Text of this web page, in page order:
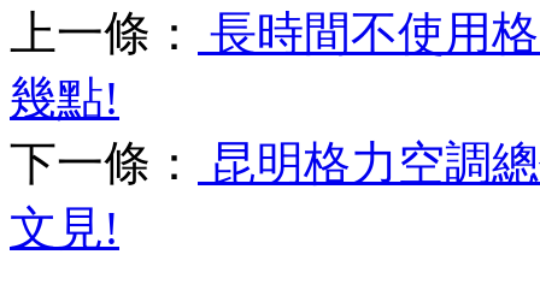
上一條：
長時間不使用
幾點!
下一條：
昆明格力空調
文見!